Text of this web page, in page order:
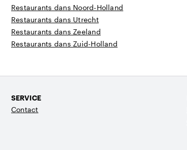
Restaurants dans Noord-Holland
Restaurants dans Utrecht
Restaurants dans Zeeland
Restaurants dans Zuid-Holland
SERVICE
Contact